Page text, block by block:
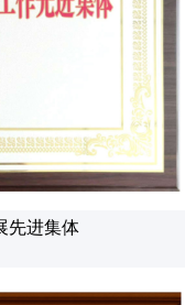
先进集体